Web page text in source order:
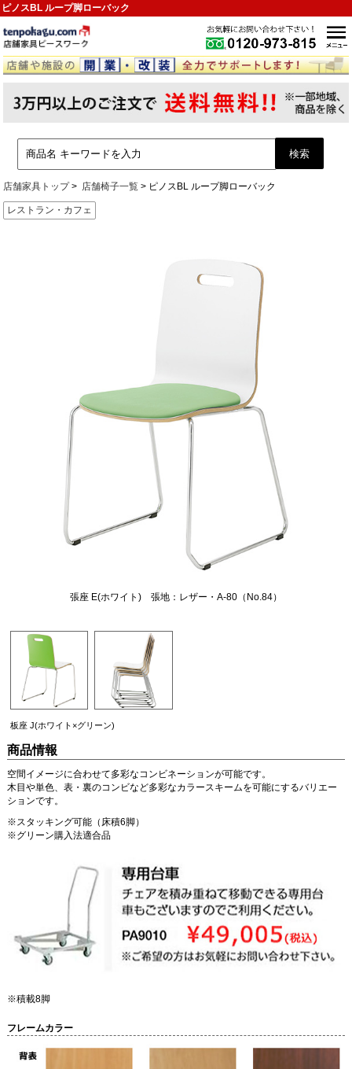
ピノスBL ループ脚ローバック
店舗家具トップ 店舗椅子一覧 ピノスBL ループ脚ローバック
レストラン・カフェ
張座 E(ホワイト) 張地：レザー・A-80（No.84）
板座 J(ホワイト×グリーン)
商品情報
空間イメージに合わせて多彩なコンビネーションが可能です。
木目や単色、表・裏のコンビなど多彩なカラースキームを可能にするバリエー
ションです。
※スタッキング可能（床積6脚）
※グリーン購入法適合品
※積載8脚
フレームカラー